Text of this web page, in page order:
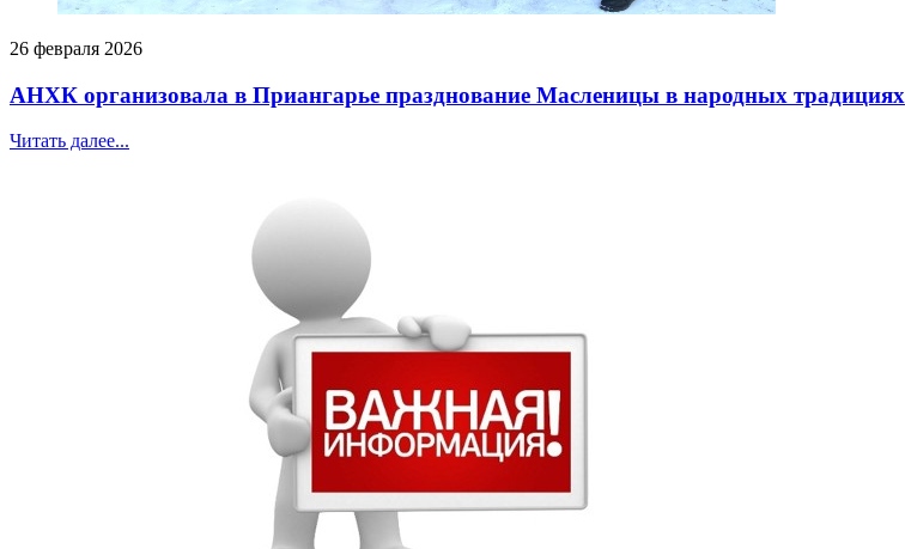
26 февраля 2026
АНХК организовала в Приангарье празднование Масленицы в народных традициях
Читать далее...